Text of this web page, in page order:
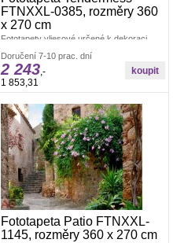
FTNXXL-0385, rozměry 360
x 270 cm
Fototapety vliesové určené k dekoraci
Rozměr: š.360 x v.270 cm. Jednoduché
lepení fototapety ve čtyřech pruzích.
Lepidlo je součástí balení. Lepidlem se
natírá pouze zeď.
Doručení 7-10 prac. dní
2 243,-
1 853,31
Fototapeta Patio FTNXXL-
1145, rozměry 360 x 270 cm